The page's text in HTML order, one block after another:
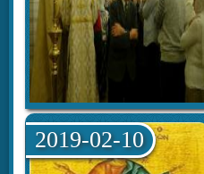
2019-02-10